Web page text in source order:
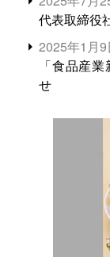
代表取締役
2025年1月9
「食品産
せ